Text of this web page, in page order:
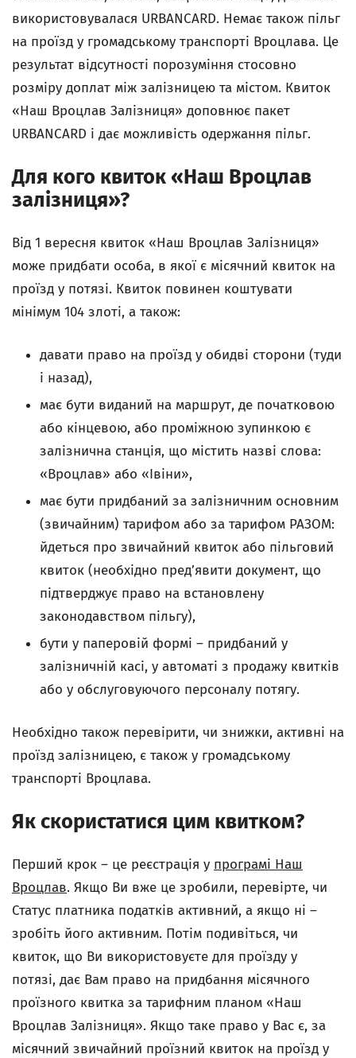
використовувалася URBANCARD. Немає також пільг
на проїзд у громадському транспорті Вроцлава. Це
результат відсутності порозуміння стосовно
розміру доплат між залізницею та містом. Квиток
«Наш Вроцлав Залізниця» доповнює пакет
URBANCARD і дає можливість одержання пільг.
Для кого квиток «Наш Вроцлав
залізниця»?
Від 1 вересня квиток «Наш Вроцлав Залізниця»
може придбати особа, в якої є місячний квиток на
проїзд у потязі. Квиток повинен коштувати
мінімум 104 злоті, а також:
давати право на проїзд у обидві сторони (туди
і назад),
має бути виданий на маршрут, де початковою
або кінцевою, або проміжною зупинкою є
залізнична станція, що містить назві слова:
«Вроцлав» або «Івіни»,
має бути придбаний за залізничним основним
(звичайним) тарифом або за тарифом РАЗОМ:
йдеться про звичайний квиток або пільговий
квиток (необхідно пред’явити документ, що
підтверджує право на встановлену
законодавством пільгу),
бути у паперовій формі – придбаний у
залізничній касі, у автоматі з продажу квитків
або у обслуговуючого персоналу потягу.
Необхідно також перевірити, чи знижки, активні на
проїзд залізницею, є також у громадському
транспорті Вроцлава.
Як скористатися цим квитком?
Перший крок – це реєстрація у програмі Наш
Вроцлав. Якщо Ви вже це зробили, перевірте, чи
Статус платника податків активний, а якщо ні –
зробіть його активним. Потім подивіться, чи
квиток, що Ви використовуєте для проїзду у
потязі, дає Вам право на придбання місячного
проїзного квитка за тарифним планом «Наш
Вроцлав Залізниця». Якщо таке право у Вас є, за
місячний звичайний проїзний квиток на проїзд у